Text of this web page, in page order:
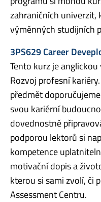
zahraničních univerzit,
výměnných studijních
3PS629 Career
Tento kurz je
Rozvoj profesní
předmět
svou kariérní
dovednostně
podporou lektorů si
kompetence
motivační dopis a
kterou si sami zvolí, či
Assessment Centru.